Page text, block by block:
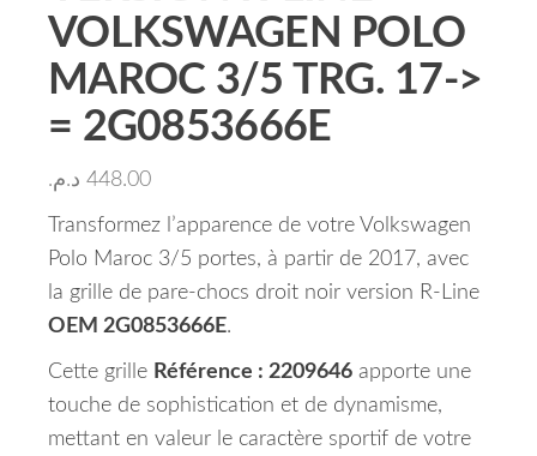
VOLKSWAGEN POLO
MAROC 3/5 TRG. 17->
= 2G0853666E
448.00 د.م.
Transformez l’apparence de votre Volkswagen
Polo Maroc 3/5 portes, à partir de 2017, avec
la grille de pare-chocs droit noir version R-Line
OEM 2G0853666E.
Cette grille Référence : 2209646 apporte une
touche de sophistication et de dynamisme,
mettant en valeur le caractère sportif de votre